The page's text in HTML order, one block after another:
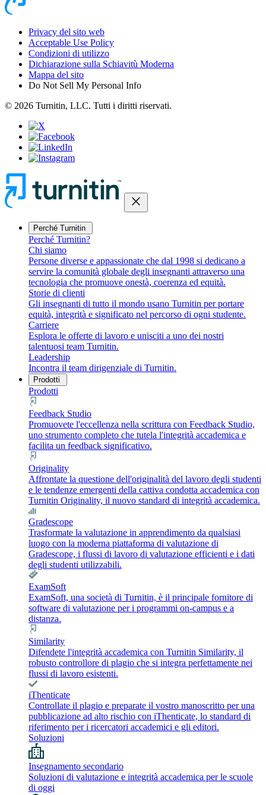
Privacy del sito web
Acceptable Use Policy
Condizioni di utilizzo
Dichiarazione sulla Schiavitù Moderna
Mappa del sito
Do Not Sell My Personal Info
© 2026 Turnitin, LLC. Tutti i diritti riservati.
close
Perché Turnitin
Perché Turnitin?
Chi siamo
Persone diverse e appassionate che dal 1998 si dedicano a
servire la comunità globale degli insegnanti attraverso una
tecnologia che promuove onestà, coerenza ed equità.
Storie di clienti
Gli insegnanti di tutto il mondo usano Turnitin per portare
equità, integrità e significato nel percorso di ogni studente.
Carriere
Esplora le offerte di lavoro e unisciti a uno dei nostri
talentuosi team Turnitin.
Leadership
Incontra il team dirigenziale di Turnitin.
Prodotti
Prodotti
Feedback Studio
Promuovete l'eccellenza nella scrittura con Feedback Studio,
uno strumento completo che tutela l'integrità accademica e
facilita un feedback significativo.
Originality
Affrontate la questione dell'originalità del lavoro degli studenti
e le tendenze emergenti della cattiva condotta accademica con
Turnitin Originality, il nuovo standard di integrità accademica.
Gradescope
Trasformate la valutazione in apprendimento da qualsiasi
luogo con la moderna piattaforma di valutazione di
Gradescope, i flussi di lavoro di valutazione efficienti e i dati
degli studenti utilizzabili.
ExamSoft
ExamSoft, una società di Turnitin, è il principale fornitore di
software di valutazione per i programmi on-campus e a
distanza.
Similarity
Difendete l'integrità accademica con Turnitin Similarity, il
robusto controllore di plagio che si integra perfettamente nei
flussi di lavoro esistenti.
iThenticate
Controllate il plagio e preparate il vostro manoscritto per una
pubblicazione ad alto rischio con iThenticate, lo standard di
riferimento per i ricercatori accademici e gli editori.
Soluzioni
Insegnamento secondario
Soluzioni di valutazione e integrità accademica per le scuole
di oggi